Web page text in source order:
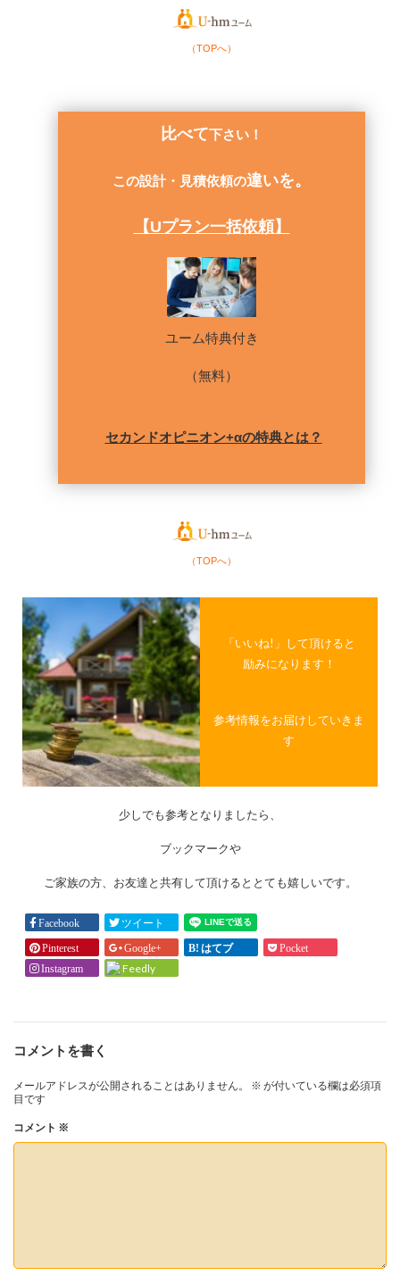
（TOPへ）
比べて下さい！
この設計・見積依頼の違いを。
【Uプラン一括依頼】
ユーム特典付き
（無料）
セカンドオピニオン+αの特典とは？
（TOPへ）
「いいね!」して頂けると
励みになります！
参考情報をお届けしていきま
す
少しでも参考となりましたら、
ブックマークや
ご家族の方、お友達と共有して頂けるととても嬉しいです。
Facebook ツイート
Pinterest Google+ はてブ
Pocket
Instagram
Feedly
コメントを書く
メールアドレスが公開されることはありません。 ※ が付いている欄は必須項
目です
コメント ※